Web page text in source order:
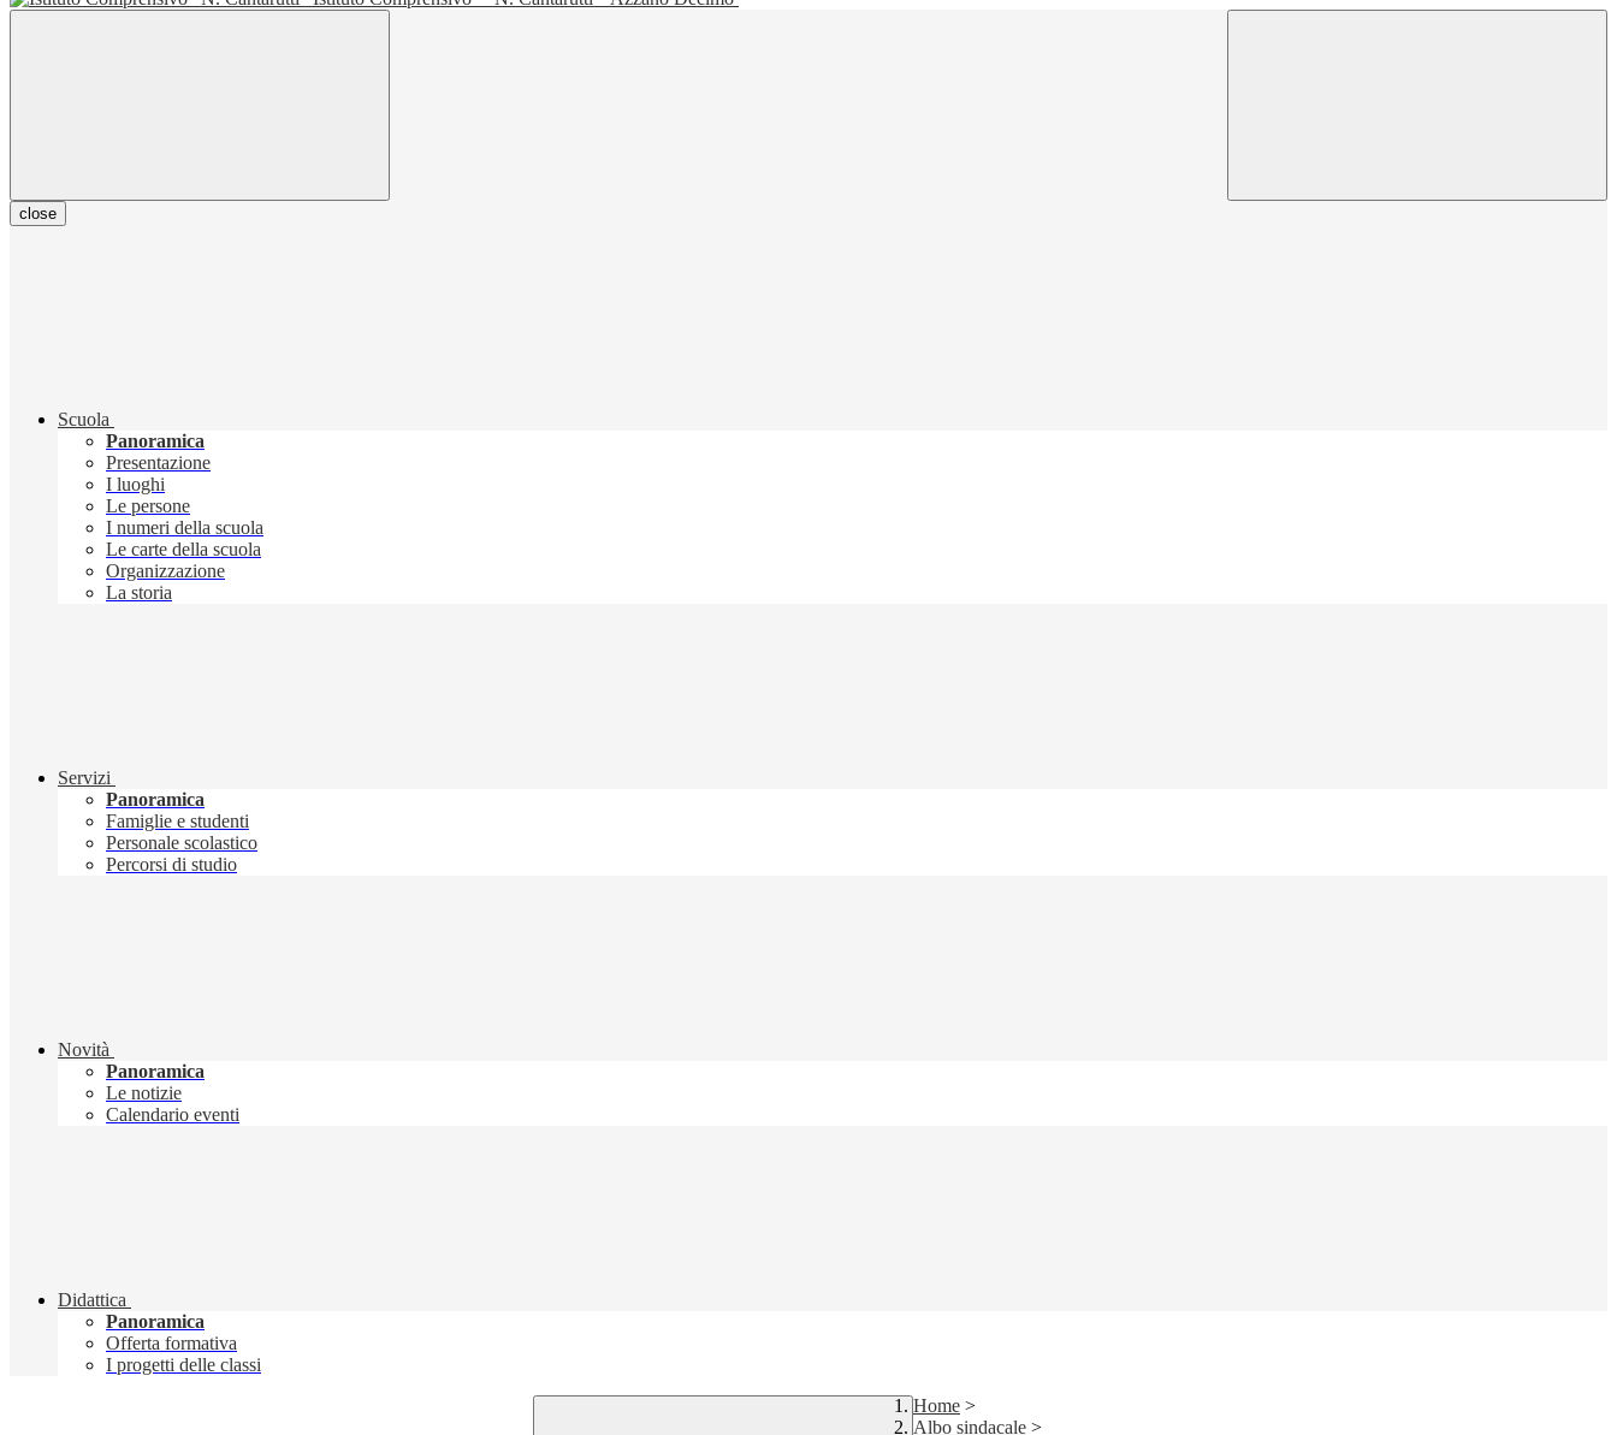
close
Scuola
Panoramica
Presentazione
I luoghi
Le persone
I numeri della scuola
Le carte della scuola
Organizzazione
La storia
Servizi
Panoramica
Famiglie e studenti
Personale scolastico
Percorsi di studio
Novità
Panoramica
Le notizie
Calendario eventi
Didattica
Panoramica
Offerta formativa
I progetti delle classi
Home >
Albo sindacale >